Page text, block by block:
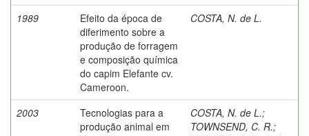
1989
Efeito da época de
diferimento sobre a
produção de forragem
e composição química
do capim Elefante cv.
Cameroon.
COSTA, N. de L.
2003
Tecnologias para a
produção animal em
COSTA, N. de L.;
TOWNSEND, C. R.;